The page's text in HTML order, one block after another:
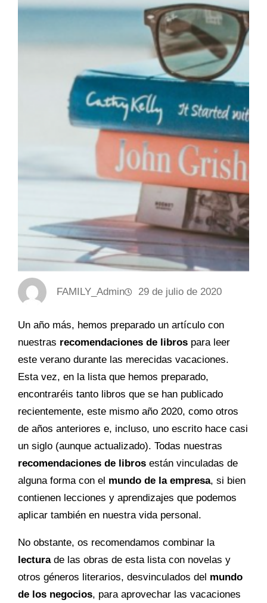
FAMILY_Admin 29 de julio de 2020
Un año más, hemos preparado un artículo con
nuestras recomendaciones de libros para leer
este verano durante las merecidas vacaciones.
Esta vez, en la lista que hemos preparado,
encontraréis tanto libros que se han publicado
recientemente, este mismo año 2020, como otros
de años anteriores e, incluso, uno escrito hace casi
un siglo (aunque actualizado). Todas nuestras
recomendaciones de libros están vinculadas de
alguna forma con el mundo de la empresa, si bien
contienen lecciones y aprendizajes que podemos
aplicar también en nuestra vida personal.
No obstante, os recomendamos combinar la
lecturade las obras de esta lista con novelas y
otros géneros literarios, desvinculados del mundo
de los negocios, para aprovechar las vacaciones